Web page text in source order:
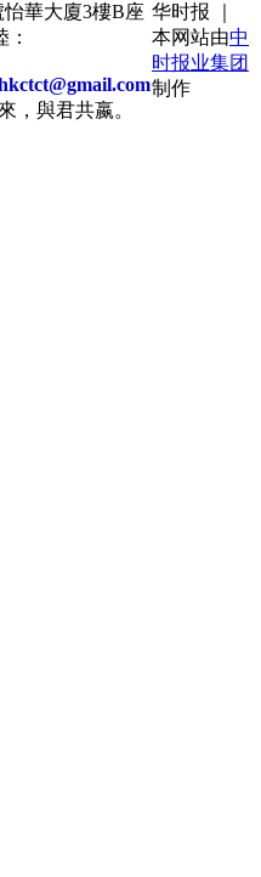
華大廈3樓B座
，與君共嬴。
华时报 ｜
本网站由中
时报业集团
制作